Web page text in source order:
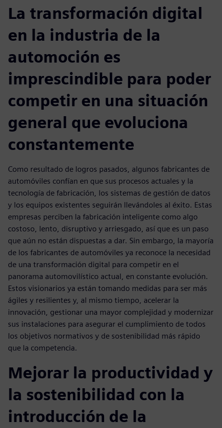
La transformación digital
en la industria de la
automoción es
imprescindible para poder
competir en una situación
general que evoluciona
constantemente
Como resultado de logros pasados, algunos fabricantes de
automóviles confían en que sus procesos actuales y la
tecnología de fabricación, los sistemas de gestión de datos
y los equipos existentes seguirán llevándoles al éxito. Estas
empresas perciben la fabricación inteligente como algo
costoso, lento, disruptivo y arriesgado, así que es un paso
que aún no están dispuestas a dar. Sin embargo, la mayoría
de los fabricantes de automóviles ya reconoce la necesidad
de una transformación digital para competir en el
panorama automovilístico actual, en constante evolución.
Estos visionarios ya están tomando medidas para ser más
ágiles y resilientes y, al mismo tiempo, acelerar la
innovación, gestionar una mayor complejidad y modernizar
sus instalaciones para asegurar el cumplimiento de todos
los objetivos normativos y de sostenibilidad más rápido
que la competencia.
Mejorar la productividad y
la sostenibilidad con la
introducción de la